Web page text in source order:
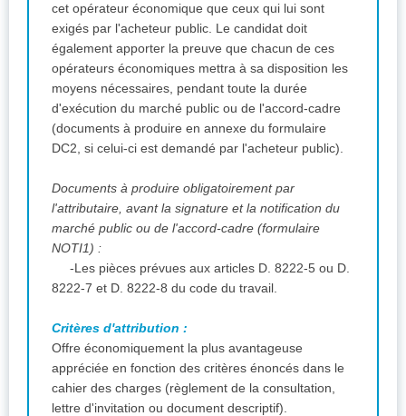
cet opérateur économique que ceux qui lui sont
exigés par l'acheteur public. Le candidat doit
également apporter la preuve que chacun de ces
opérateurs économiques mettra à sa disposition les
moyens nécessaires, pendant toute la durée
d'exécution du marché public ou de l'accord-cadre
(documents à produire en annexe du formulaire
DC2, si celui-ci est demandé par l'acheteur public).
Documents à produire obligatoirement par
l'attributaire, avant la signature et la notification du
marché public ou de l'accord-cadre (formulaire
NOTI1) :
-Les pièces prévues aux articles D. 8222-5 ou D.
8222-7 et D. 8222-8 du code du travail.
Critères d'attribution :
Offre économiquement la plus avantageuse
appréciée en fonction des critères énoncés dans le
cahier des charges (règlement de la consultation,
lettre d'invitation ou document descriptif).